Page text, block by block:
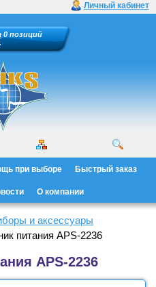
Личный кабинет
0 позиций
при выборе Быстрый заказ
О компании
и аксессуары
питания APS-2236
APS-2236